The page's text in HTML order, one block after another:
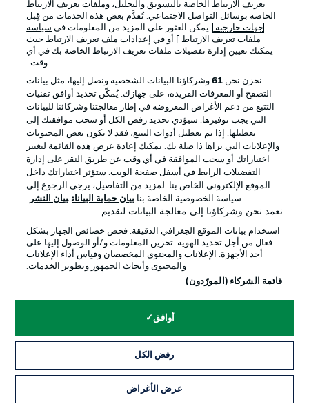
Football as it's meant to be
تطبيق الدوري الألماني
Official Partners
إدارة التفضيلات بيان الخصوصية
الوظائف
جهة النشر تواصل معنا
تعريف الارتباط الخاصة بالتسويق والتحليل، وملفات تعريف الارتباط
الخاصة بوسائل التواصل الاجتماعي. تُقدَّم بعض هذه الخدمات من قِبل
جهات خارجية . يمكن العثور على المزيد من المعلومات في سياسة
ملفات تعريف الارتباط
] أو في إعدادات ملف تعريف الارتباط حيث
يمكنك تعيين إدارة تفضيلات ملفات تعريف الارتباط الخاصة بك في أي
وقت..
نخزن نحن 61وشركاؤنا البيانات الشخصية ونصل إليها، مثل بيانات
التصفح أو المعرفات الفريدة، على جهازك. يُمكّن تحديد أوافق تقنيات
التتبع من دعم الأغراض المعروضة في إطار معالجتنا وشركائنا للبيانات
التي يجب توفيرها. سيؤدي تحديد رفض الكل أو سحب موافقتك إلى
تعطيلها. إذا تم تعطيل أدوات التتبع، فقد لا تكون بعض المحتويات
والإعلانات التي تراها ذا صلة بك. يمكنك إعادة عرض هذه القائمة لتغيير
اختياراتك أو سحب الموافقة في أي وقت عن طريق النقر على إدارة
التفضيلات الرابط في أسفل صفحة الويب. ستؤثر اختياراتك داخل
الموقع الإلكتروني الخاص بنا. لمزيد من التفاصيل، يرجى الرجوع إلى
سياسة الخصوصية الخاصة بنا.بيان حماية البيانات بيان النشر
نعمد نحن وشركاؤنا إلى معالجة البيانات لتقديم:
استخدام بيانات الموقع الجغرافي الدقيقة. فحص خصائص الجهاز بشكل
فعال من أجل تحديد الهوية. تخزين المعلومات و/أو الوصول إليها على
أحد الأجهزة. الإعلانات والمحتوى المخصصان وقياس أداء الإعلانات
والمحتوى وأبحاث الجمهور وتطوير الخدمات.
قائمة الشركاء (المورّدون)
أوافق
رفض الكل
عرض الأغراض